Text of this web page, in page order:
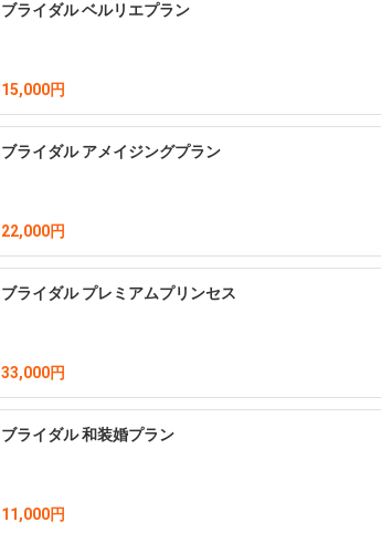
ブライダル ベルリエプラン
15,000円
ブライダル アメイジングプラン
22,000円
ブライダル プレミアムプリンセス
33,000円
ブライダル 和装婚プラン
11,000円